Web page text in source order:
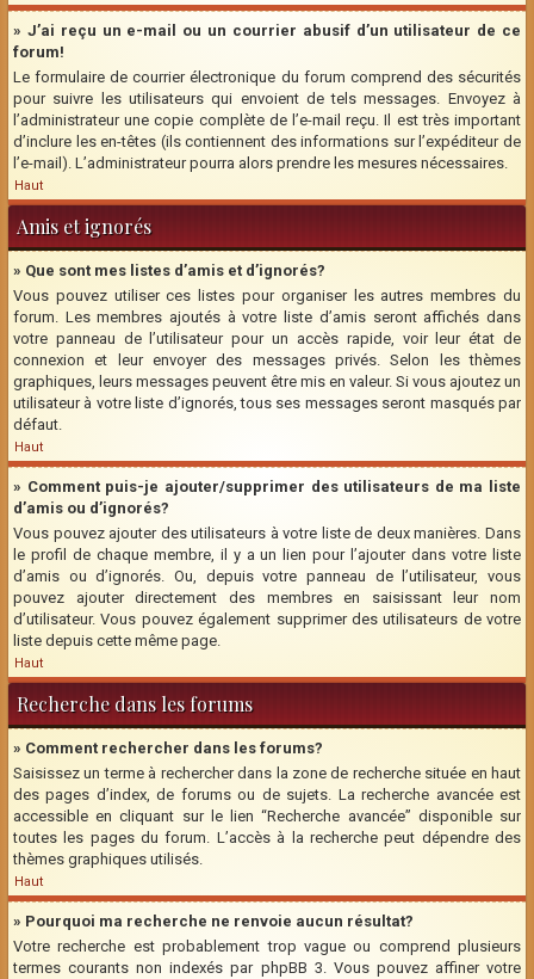
» J’ai reçu un e-mail ou un courrier abusif d’un utilisateur de ce
forum!
Le formulaire de courrier électronique du forum comprend des sécurités
pour suivre les utilisateurs qui envoient de tels messages. Envoyez à
l’administrateur une copie complète de l’e-mail reçu. Il est très important
d’inclure les en-têtes (ils contiennent des informations sur l’expéditeur de
l’e-mail). L’administrateur pourra alors prendre les mesures nécessaires.
Haut
Amis et ignorés
» Que sont mes listes d’amis et d’ignorés?
Vous pouvez utiliser ces listes pour organiser les autres membres du
forum. Les membres ajoutés à votre liste d’amis seront affichés dans
votre panneau de l’utilisateur pour un accès rapide, voir leur état de
connexion et leur envoyer des messages privés. Selon les thèmes
graphiques, leurs messages peuvent être mis en valeur. Si vous ajoutez un
utilisateur à votre liste d’ignorés, tous ses messages seront masqués par
défaut.
Haut
» Comment puis-je ajouter/supprimer des utilisateurs de ma liste
d’amis ou d’ignorés?
Vous pouvez ajouter des utilisateurs à votre liste de deux manières. Dans
le profil de chaque membre, il y a un lien pour l’ajouter dans votre liste
d’amis ou d’ignorés. Ou, depuis votre panneau de l’utilisateur, vous
pouvez ajouter directement des membres en saisissant leur nom
d’utilisateur. Vous pouvez également supprimer des utilisateurs de votre
liste depuis cette même page.
Haut
Recherche dans les forums
» Comment rechercher dans les forums?
Saisissez un terme à rechercher dans la zone de recherche située en haut
des pages d’index, de forums ou de sujets. La recherche avancée est
accessible en cliquant sur le lien “Recherche avancée” disponible sur
toutes les pages du forum. L’accès à la recherche peut dépendre des
thèmes graphiques utilisés.
Haut
» Pourquoi ma recherche ne renvoie aucun résultat?
Votre recherche est probablement trop vague ou comprend plusieurs
termes courants non indexés par phpBB 3. Vous pouvez affiner votre